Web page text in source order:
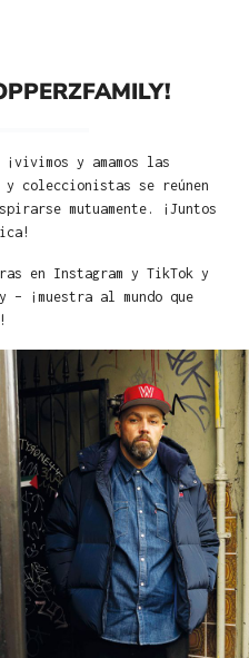
¡vivimos y amamos las
coleccionistas se reúnen
mutuamente. ¡Juntos
en Instagram y TikTok y
¡muestra al mundo que